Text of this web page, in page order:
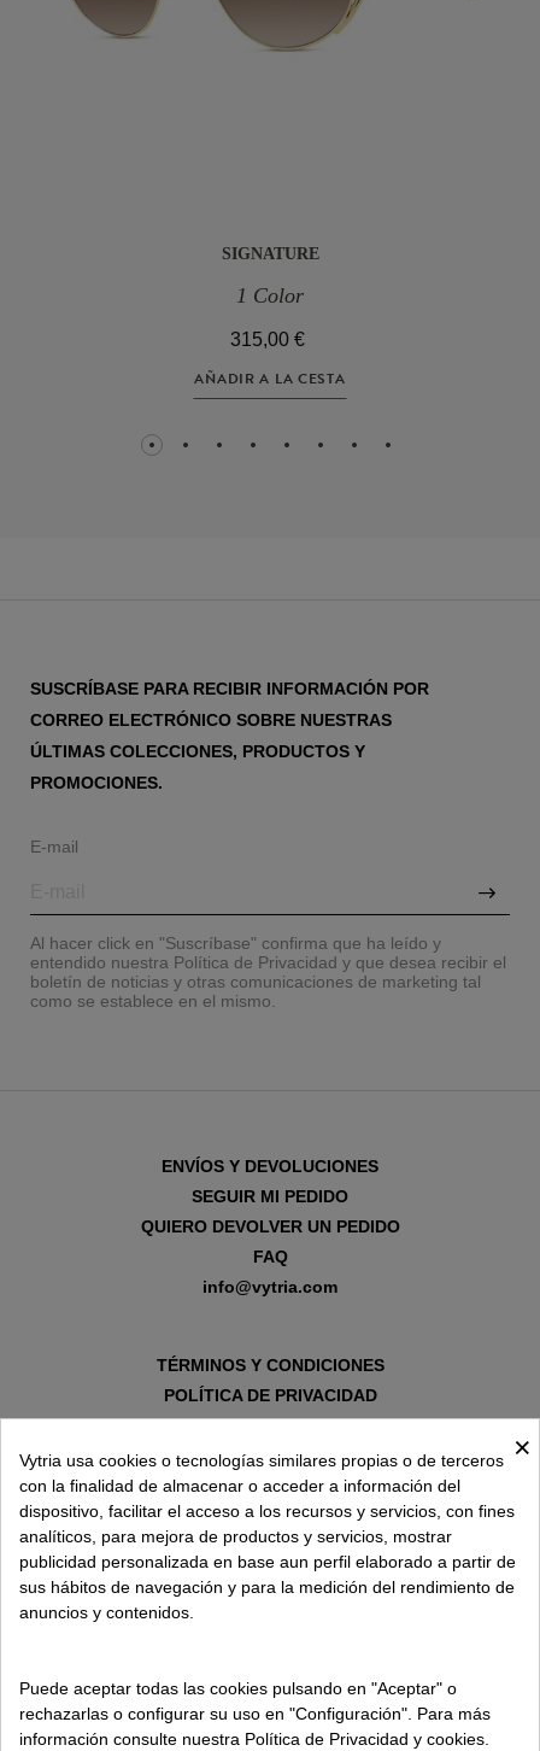
SIGNATURE
1 Color
315,00 €
AÑADIR A LA CESTA
1 2 3 4 5 6 7 8
SUSCRÍBASE PARA RECIBIR INFORMACIÓN POR
CORREO ELECTRÓNICO SOBRE NUESTRAS
ÚLTIMAS COLECCIONES, PRODUCTOS Y
PROMOCIONES.
E-mail
Al hacer click en "Suscríbase" confirma que ha leído y
entendido nuestra Política de Privacidad y que desea recibir el
boletín de noticias y otras comunicaciones de marketing tal
como se establece en el mismo.
ENVÍOS Y DEVOLUCIONES
SEGUIR MI PEDIDO
QUIERO DEVOLVER UN PEDIDO
FAQ
info@vytria.com
TÉRMINOS Y CONDICIONES
POLÍTICA DE PRIVACIDAD
AVISO LEGAL
POLÍTICA DE COOKIES
SOBRE VYTRIA
×
Vytria usa cookies o tecnologías similares propias o de terceros
con la finalidad de almacenar o acceder a información del
dispositivo, facilitar el acceso a los recursos y servicios, con fines
analíticos, para mejora de productos y servicios, mostrar
publicidad personalizada en base aun perfil elaborado a partir de
sus hábitos de navegación y para la medición del rendimiento de
anuncios y contenidos.
Puede aceptar todas las cookies pulsando en "Aceptar" o
rechazarlas o configurar su uso en "Configuración". Para más
información consulte nuestra Política de Privacidad y cookies.